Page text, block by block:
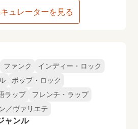
ファンク
インディー・ロック
ポップ・ロック
ラップ
フレンチ・ラップ
／ヴァリエテ
ャンル
ュレーターを見る